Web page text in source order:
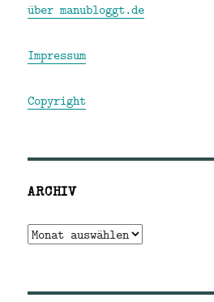
über manubloggt.de
Impressum
Copyright
ARCHIV
Archiv